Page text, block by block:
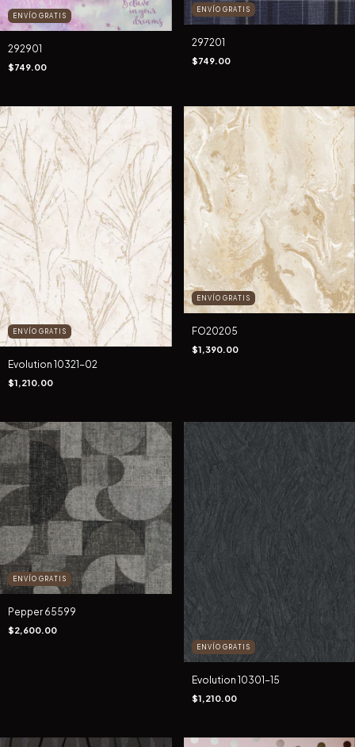
ENVÍO GRATIS
292901
$749.00
ENVÍO GRATIS
297201
$749.00
ENVÍO GRATIS
Evolution 10321-02
$1,210.00
ENVÍO GRATIS
FO20205
$1,390.00
ENVÍO GRATIS
Pepper 65599
$2,600.00
ENVÍO GRATIS
Evolution 10301-15
$1,210.00